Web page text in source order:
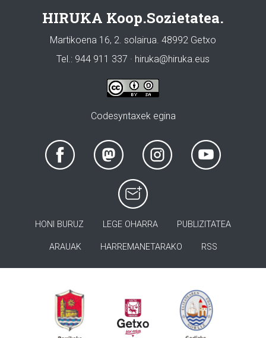
HIRUKA Koop.Sozietatea.
Martikoena 16, 2. solairua. 48992 Getxo
Tel.: 944 911 337 · hiruka@hiruka.eus
Codesyntaxek egina
HONI BURUZ LEGE OHARRA PUBLIZITATEA
ARAUAK HARREMANETARAKO RSS